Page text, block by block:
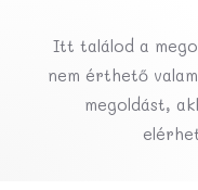
Itt találod a
nem érthető
megoldást,